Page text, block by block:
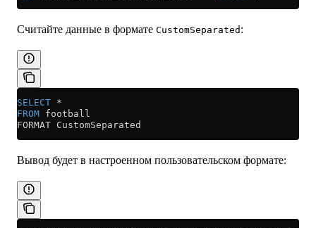
Считайте данные в формате CustomSeparated :
SELECT *
FROM football
FORMAT CustomSeparated
Вывод будет в настроенном пользовательском формате: